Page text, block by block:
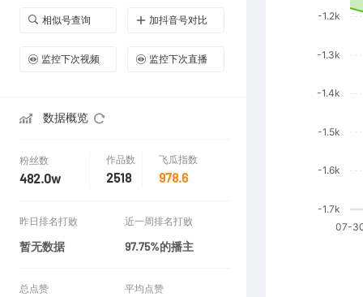
相似号查询 加抖音号对比
监控下次视频 监控下次直播
数据概览
粉丝数
482.0w
作品数
2518
飞瓜指数
978.6
昨日排名打败
暂无数据
近一周排名打败
97.75%的播主
总点赞 平均点赞